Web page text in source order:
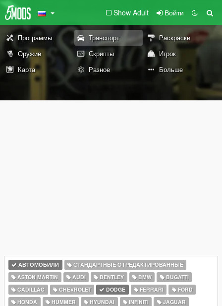
Show Adult Войти
Программы Транспорт
Раскраски
Оружие
Скрипты
Игрок
Карта
Разное Больше
АВТОМОБИЛИ
СТАНДАРТНЫЕ ОТРЕДАКТИРОВАННЫЕ
ASTON MARTIN
AUDI BENTLEY BMW
BUGATTI
CADILLAC
CHEVROLET DODGE FERRARI
FORD
HONDA
HUMMER HYUNDAI INFINITI
JAGUAR